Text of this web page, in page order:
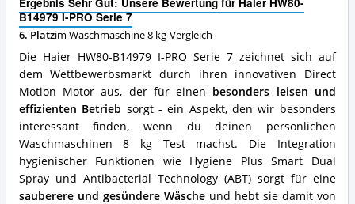
B14979 I-PRO Serie 7
6. Platzim Waschmaschine 8 kg-Vergleich
Die Haier HW80-B14979 I-PRO Serie 7 zeichnet sich auf
dem Wettbewerbsmarkt durch ihren innovativen Direct
Motion Motor aus, der für einen besonders leisen und
effizienten Betrieb sorgt - ein Aspekt, den wir besonders
interessant finden, wenn du deinen persönlichen
Waschmaschinen 8 kg Test machst. Die Integration
hygienischer Funktionen wie Hygiene Plus Smart Dual
Spray und Antibacterial Technology (ABT) sorgt für eine
sauberere und gesündere Wäscheund hebt sie damit von
Vorteile:
Was
spricht
für
diese
Waschmaschine
8
kg?